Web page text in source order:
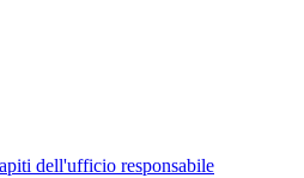
dell'ufficio responsabile